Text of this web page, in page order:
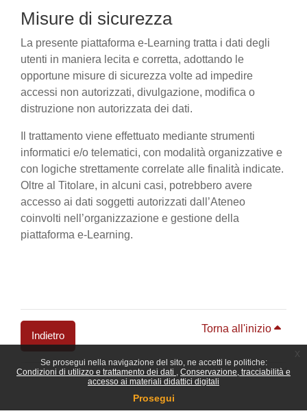
Se prosegui nella navigazione del sito, ne accetti le politiche:
Condizioni di utilizzo e trattamento dei dati
Conservazione, tracciabilità e
accesso ai materiali didattici digitali
Prosegui
Misure di sicurezza
La presente piattaforma e-Learning tratta i dati degli
utenti in maniera lecita e corretta, adottando le
opportune misure di sicurezza volte ad impedire
accessi non autorizzati, divulgazione, modifica o
distruzione non autorizzata dei dati.
Il trattamento viene effettuato mediante strumenti
informatici e/o telematici, con modalità organizzative e
con logiche strettamente correlate alle finalità indicate.
Oltre al Titolare, in alcuni casi, potrebbero avere
accesso ai dati soggetti autorizzati dall’Ateneo
coinvolti nell’organizzazione e gestione della
piattaforma e-Learning.
Indietro
Torna all'inizio
Blocchi